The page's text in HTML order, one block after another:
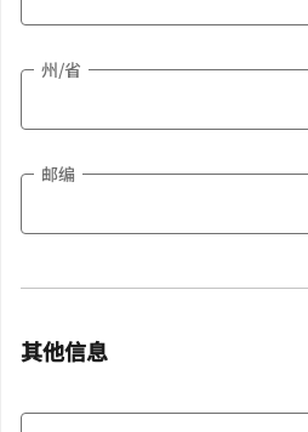
州/省
邮编
其他信息